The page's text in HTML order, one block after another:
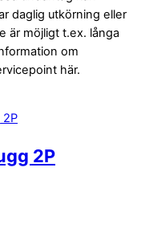
daglig utkörning eller
är möjligt t.ex. långa
om
här.
2P